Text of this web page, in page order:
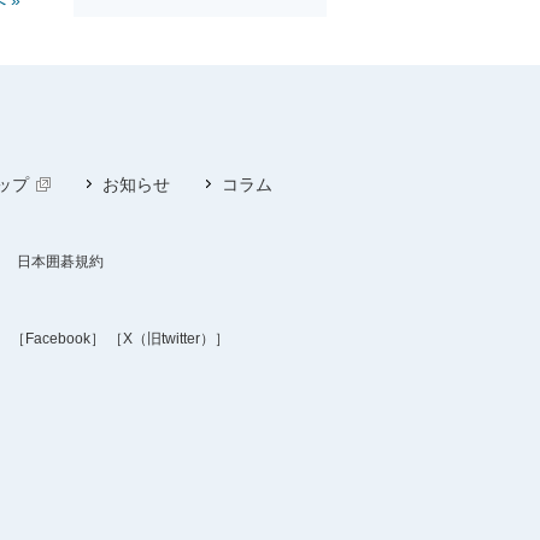
プ お知らせ コラム
日本囲碁規約
［Facebook］ ［X（旧twitter）］